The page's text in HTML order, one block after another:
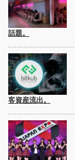
話題。
客資産流出。